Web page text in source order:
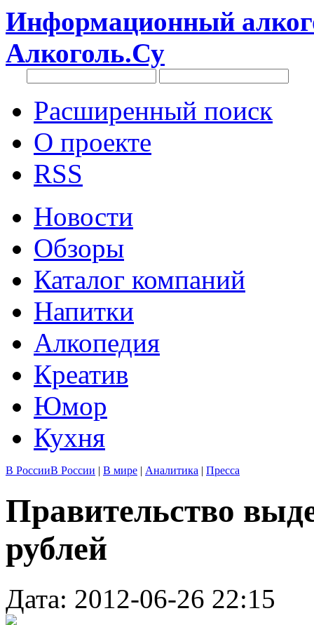
Информационный
Алкоголь.Су
Расширенный поиск
О проекте
RSS
Новости
Обзоры
Каталог компаний
Напитки
Алкопедия
Креатив
Юмор
Кухня
В РоссииВ России | В мире | Аналитика | Пресса
Правительство
рублей
Дата: 2012-06-26 22:15